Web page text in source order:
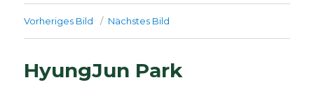
Vorheriges Bild Nächstes Bild
HyungJun Park